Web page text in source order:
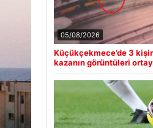
05/08/2026
Küçükçekmece’de 3
kazanın görüntüleri